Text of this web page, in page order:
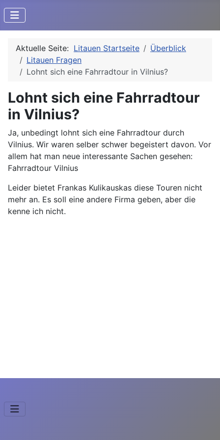
Aktuelle Seite: Litauen Startseite
Überblick
Litauen Fragen
Lohnt sich eine Fahrradtour in Vilnius?
Lohnt sich eine Fahrradtour
in Vilnius?
Ja, unbedingt lohnt sich eine Fahrradtour durch
Vilnius. Wir waren selber schwer begeistert davon. Vor
allem hat man neue interessante Sachen gesehen:
Fahrradtour Vilnius
Leider bietet Frankas Kulikauskas diese Touren nicht
mehr an. Es soll eine andere Firma geben, aber die
kenne ich nicht.